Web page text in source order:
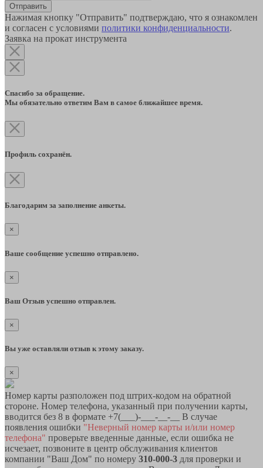
Отправить
Нажимая кнопку "Отправить" подтверждаю, что я ознакомлен
и согласен с условиями политики конфиденциальности.
Заявка на прокат инструмента
Спасибо за обращение.
Мы обязательно ответим Вам в самое ближайшее время.
Профиль сохранён.
Благодарим за заполнение анкеты.
×
Ваше сообщение успешно отправлено.
×
Ваш Отзыв успешно отправлен.
×
Вы уже оставляли отзыв к этому заказу.
×
Номер карты разположен под штрих-кодом на обратной
стороне. Номер телефона, указанный при получении карты,
вводится без 8 в формате +7(___)-___-__-__ В случае
появления ошибки "Неверный номер карты и/или номер
телефона" проверьте введенные данные, если ошибка не
исчезает, позвоните в центр обслуживания клиентов
компании "Ваш Дом" по номеру 310-000-3 для проверки и